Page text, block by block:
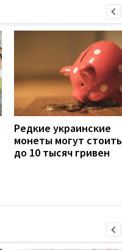
Редкие украинские
монеты могут стоить
до 10 тысяч гривен